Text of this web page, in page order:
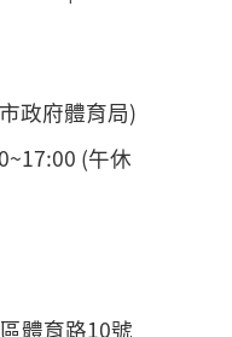
政府體育局)
(午休
體育路10號